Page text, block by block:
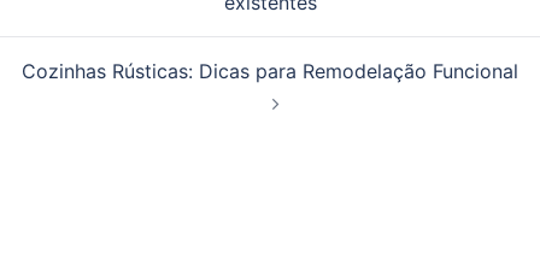
Cozinhas Rústicas: Dicas para Remodelação Funcional